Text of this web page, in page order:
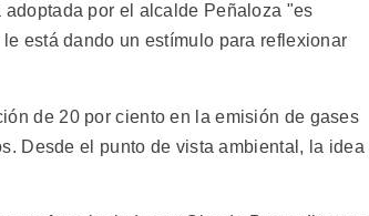
por el alcalde Peñaloza "es
está dando un estímulo para reflexionar
de 20 por ciento en la emisión de gases
Desde el punto de vista ambiental, la idea